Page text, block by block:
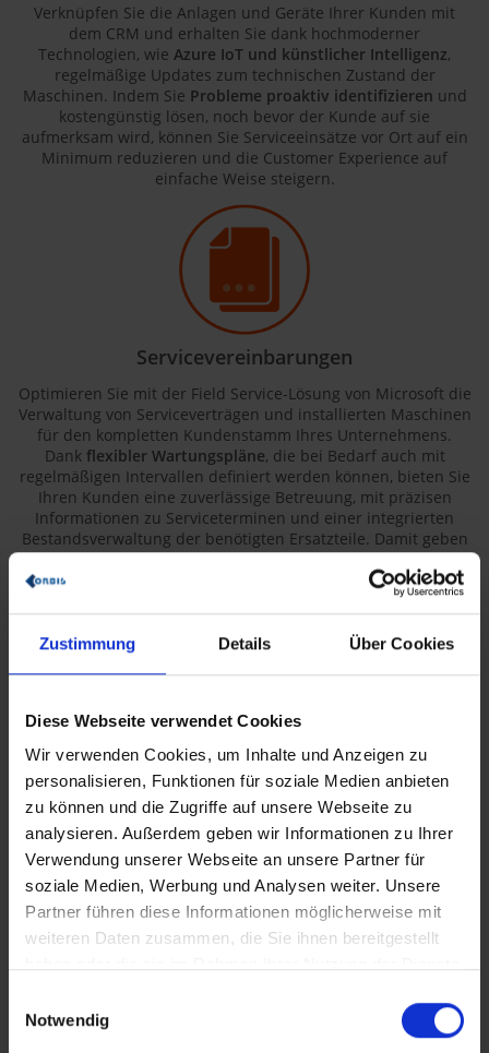
Zustimmung Details Über Cookies
Diese Webseite verwendet Cookies
Wir verwenden Cookies, um Inhalte und Anzeigen zu
personalisieren, Funktionen für soziale Medien anbieten
zu können und die Zugriffe auf unsere Webseite zu
analysieren. Außerdem geben wir Informationen zu Ihrer
Verwendung unserer Webseite an unsere Partner für
soziale Medien, Werbung und Analysen weiter. Unsere
Partner führen diese Informationen möglicherweise mit
weiteren Daten zusammen, die Sie ihnen bereitgestellt
Notwendig
Verknüpfen Sie die Anlagen und Geräte Ihrer Kunden mit
dem CRM und erhalten Sie dank hochmoderner
Technologien, wie Azure IoT und künstlicher Intelligenz,
regelmäßige Updates zum technischen Zustand der
Maschinen. Indem Sie Probleme proaktiv identifizieren und
kostengünstig lösen, noch bevor der Kunde auf sie
aufmerksam wird, können Sie Serviceeinsätze vor Ort auf ein
Minimum reduzieren und die Customer Experience auf
einfache Weise steigern.
Servicevereinbarungen
Optimieren Sie mit der Field Service-Lösung von Microsoft die
Verwaltung von Serviceverträgen und installierten Maschinen
für den kompletten Kundenstamm Ihres Unternehmens.
Dank flexibler Wartungspläne, die bei Bedarf auch mit
regelmäßigen Intervallen definiert werden können, bieten Sie
Ihren Kunden eine zuverlässige Betreuung, mit präzisen
Informationen zu Serviceterminen und einer integrierten
Bestandsverwaltung der benötigten Ersatzteile. Damit geben
Sie Ihren Außendienstmitarbeitern die Möglichkeit,neue
Verkaufschancen
zusätzlichen Umsatz
Referenzen
Vorteile von Dynamics 365 Field
Service
Gesteigerte Kundenzufriedenheit
Kundenzufriedenheit und Kundenbindung